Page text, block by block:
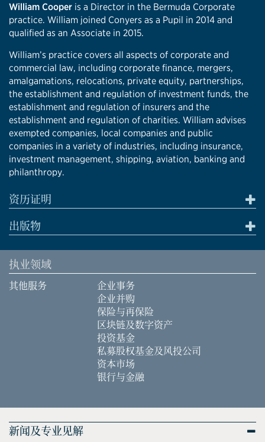
William Cooper is a Director in the Bermuda Corporate
practice. William joined Conyers as a Pupil in 2014 and
qualified as an Associate in 2015.
William’s practice covers all aspects of corporate and
commercial law, including corporate finance, mergers,
amalgamations, relocations, private equity, partnerships,
the establishment and regulation of investment funds, the
establishment and regulation of insurers and the
establishment and regulation of charities. William advises
exempted companies, local companies and public
companies in a variety of industries, including insurance,
investment management, shipping, aviation, banking and
philanthropy.
资历证明
出版物
执业领域
其他服务
企业事务
企业并购
保险与再保险
区块链及数字资产
投资基金
私募股权基金及风投公司
资本市场
银行与金融
新闻及专业见解